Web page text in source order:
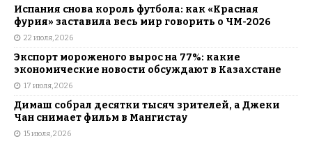
Испания снова король футбола: как «Красная
фурия» заставила весь мир говорить о ЧМ-2026
22 июля, 2026
Экспорт мороженого вырос на 77%: какие
экономические новости обсуждают в Казахстане
17 июля, 2026
Димаш собрал десятки тысяч зрителей, а Джеки
Чан снимает фильм в Мангистау
15 июля, 2026